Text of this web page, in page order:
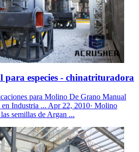
para especies - chinatrituradora
para Molino De Grano Manual
Industria ... Apr 22, 2010· Molino
semillas de Argan ...